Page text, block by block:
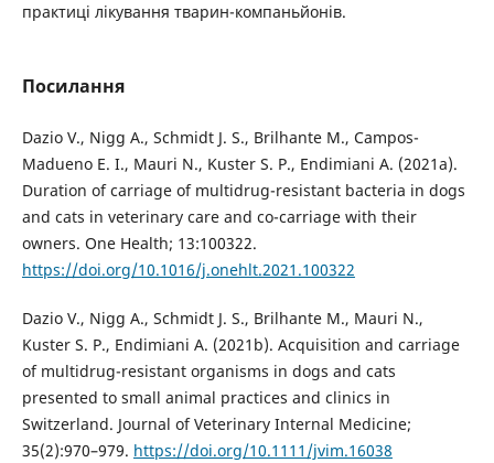
практиці лікування тварин-компаньйонів.
Посилання
Dazio V., Nigg A., Schmidt J. S., Brilhante M., Campos-
Madueno E. I., Mauri N., Kuster S. P., Endimiani A. (2021a).
Duration of carriage of multidrug-resistant bacteria in dogs
and cats in veterinary care and co-carriage with their
owners. One Health; 13:100322.
https://doi.org/10.1016/j.onehlt.2021.100322
Dazio V., Nigg A., Schmidt J. S., Brilhante M., Mauri N.,
Kuster S. P., Endimiani A. (2021b). Acquisition and carriage
of multidrug-resistant organisms in dogs and cats
presented to small animal practices and clinics in
Switzerland. Journal of Veterinary Internal Medicine;
35(2):970–979. https://doi.org/10.1111/jvim.16038